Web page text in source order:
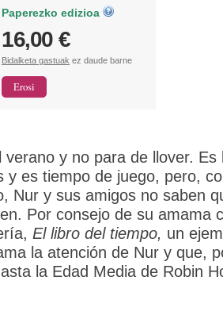
Paperezko edizioa
16,00 €
Bidalketa gastuak ez daude barne
verano y no para de llover. Es
y es tiempo de juego, pero,
Nur y sus amigos no saben
Por consejo de su amama
El libro del tiempo, un
la atención de Nur y que,
la Edad Media de Robin